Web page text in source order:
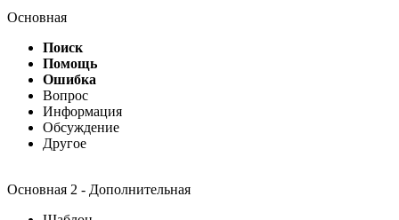
Основная
Поиск
Помощь
Ошибка
Вопрос
Информация
Обсуждение
Другое
Основная 2 - Дополнительная